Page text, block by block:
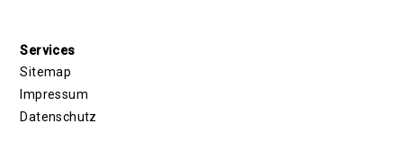
Services
Sitemap
Impressum
Datenschutz